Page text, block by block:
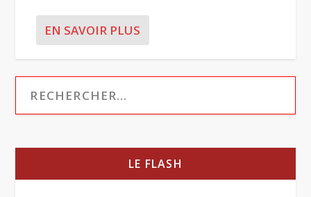
EN SAVOIR PLUS
LE FLASH